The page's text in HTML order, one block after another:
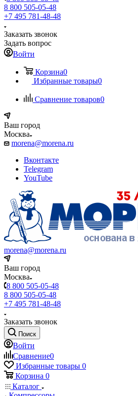
8 800 505-05-48
+7 495 781-48-48
Заказать звонок
Задать вопрос
Войти
Корзина0
Избранные товары0
Сравнение товаров0
Ваш город
Москва
morena@morena.ru
Вконтакте
Telegram
YouTube
morena@morena.ru
Ваш город
Москва
8 800 505-05-48
8 800 505-05-48
+7 495 781-48-48
Заказать звонок
Поиск
Войти
Сравнение0
Избранные товары 0
Корзина 0
Каталог